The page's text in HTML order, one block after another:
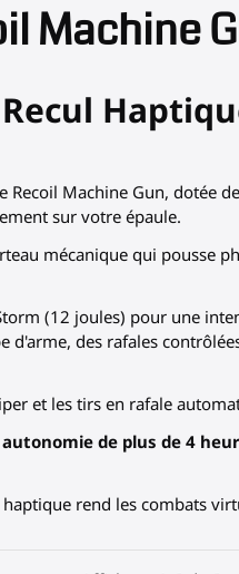
Machine
Recoil Machine Gun, dotée
sur votre épaule.
mécanique qui pousse
(12 joules) pour une
des rafales
et les tirs en rafale
de plus de 4
rend les combats